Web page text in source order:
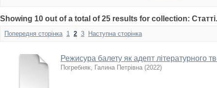
Showing 10 out of a total of 25 results for collection:
Попередня сторінка 1 2 3 Наступна сторінка
Режисура балету як адепт літературного
Погребняк, Галина Петрівна (2022)